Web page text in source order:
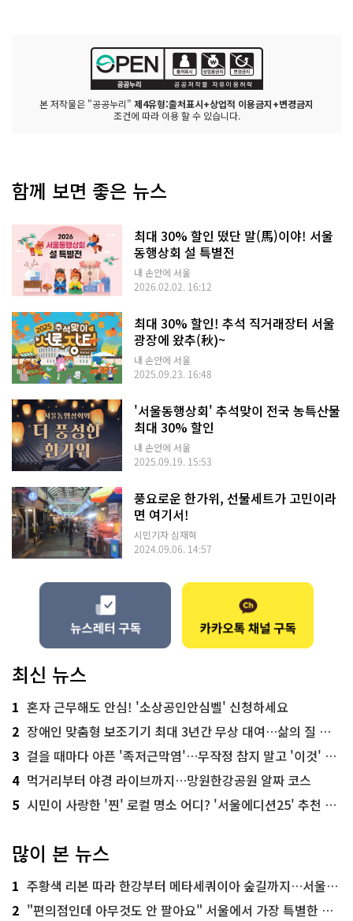
본 저작물은 "공공누리" 제4유형:출처표시+상업적 이용금지+변경금지
조건에 따라 이용 할 수 있습니다.
함께 보면 좋은 뉴스
최대 30% 할인 떴단 말(馬)이야! 서울
동행상회 설 특별전
내 손안에 서울
2026.02.02. 16:12
최대 30% 할인! 추석 직거래장터 서울
광장에 왔추(秋)~
내 손안에 서울
2025.09.23. 16:48
'서울동행상회' 추석맞이 전국 농특산물
최대 30% 할인
내 손안에 서울
2025.09.19. 15:53
풍요로운 한가위, 선물세트가 고민이라
면 여기서!
시민기자 심재혁
2024.09.06. 14:57
최신 뉴스
1 혼자 근무해도 안심! '소상공인안심벨' 신청하세요
2 장애인 맞춤형 보조기기 최대 3년간 무상 대여…삶의 질 높인다
3 걸을 때마다 아픈 '족저근막염'…무작정 참지 말고 '이것' 해보세요!
4 먹거리부터 야경 라이브까지…망원한강공원 알짜 코스
5 시민이 사랑한 '찐' 로컬 명소 어디? '서울에디션25' 추천 코스
많이 본 뉴스
1 주황색 리본 따라 한강부터 메타세쿼이아 숲길까지…서울둘레길 15코스
2 "편의점인데 아무것도 안 팔아요" 서울에서 가장 특별한 편의점의 정체